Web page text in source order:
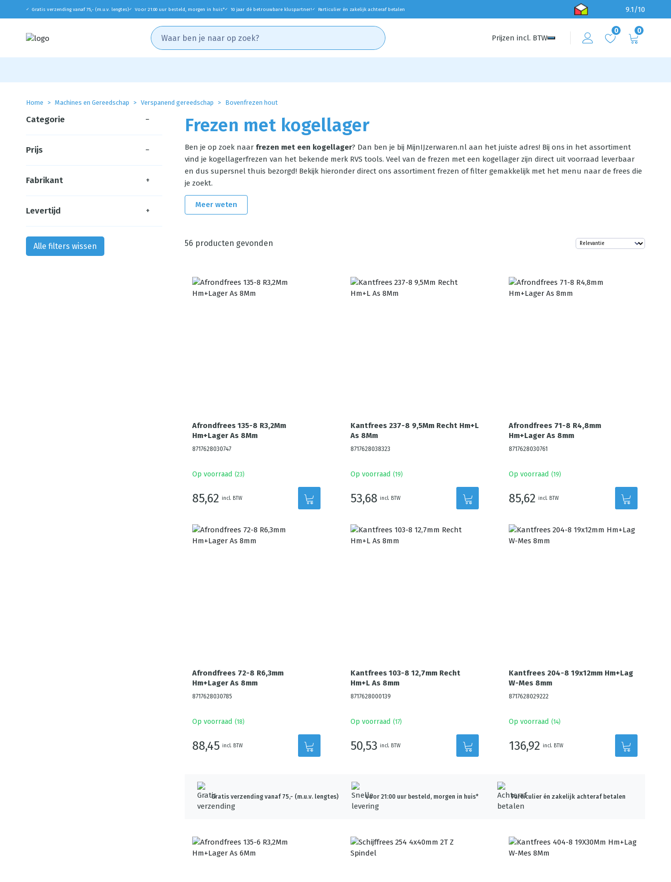
✓ Gratis verzending vanaf 75,- (m.u.v. lengtes)✓ Voor 21:00 uur besteld, morgen in huis*✓ 10 jaar dé betrouwbare kluspartner! ✓ Particulier én zakelijk achteraf betalen 9.1/10
Prijzen incl. BTW
0 0
Home Machines en Gereedschap Verspanend gereedschap Bovenfrezen hout
Frezen met kogellager
Ben je op zoek naar frezen met een kogellager? Dan ben je bij MijnIJzerwaren.nl aan het juiste adres! Bij ons in het assortiment
vind je kogellagerfrezen van het bekende merk RVS tools. Veel van de frezen met een kogellager zijn direct uit voorraad leverbaar
en dus supersnel thuis bezorgd! Bekijk hieronder direct ons assortiment frezen of filter gemakkelijk met het menu naar de frees die
je zoekt.
Meer weten
56 producten gevonden
Afrondfrees 135-8 R3,2Mm
Hm+Lager As 8Mm
8717628030747
Op voorraad (23)
85,62 incl. BTW
Kantfrees 237-8 9,5Mm Recht Hm+L
As 8Mm
8717628038323
Op voorraad (19)
53,68 incl. BTW
Afrondfrees 71-8 R4,8mm
Hm+Lager As 8mm
8717628030761
Op voorraad (19)
85,62 incl. BTW
Afrondfrees 72-8 R6,3mm
Hm+Lager As 8mm
8717628030785
Op voorraad (18)
88,45 incl. BTW
Kantfrees 103-8 12,7mm Recht
Hm+L As 8mm
8717628000139
Op voorraad (17)
50,53 incl. BTW
Kantfrees 204-8 19x12mm Hm+Lag
W-Mes 8mm
8717628029222
Op voorraad (14)
136,92 incl. BTW
Gratis verzending vanaf 75,- (m.u.v. lengtes) Voor 21:00 uur besteld, morgen in huis* Particulier én zakelijk achteraf betalen
Categorie −
Prijs −
Fabrikant +
Levertijd +
Alle filters wissen